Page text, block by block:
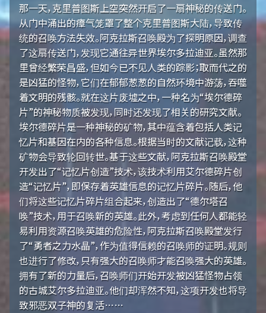
那一天，克里普图斯上空突然开启了一扇神秘的传送门。
从门中涌出的瘴气笼罩了整个克里普图斯大陆，导致传
统的召唤方法失效。阿克拉斯召唤殿为了探明原因，调查
了这扇传送门，发现它通往异世界埃尔多拉迪亚。虽然那
里曾经繁荣昌盛，但如今已不见人类的踪影；取而代之的
是凶猛的怪物，它们在郁郁葱葱的自然环境中游荡，吞噬
着文明的残骸。就在这片废墟之中，一种名为“埃尔德碎
片”的神秘物质被发现，同时还发现了相关的研究文献。
埃尔德碎片是一种神秘的矿物，其中蕴含着包括人类记
忆片和基因在内的各种信息。根据当时的文献记载，这种
矿物会导致轮回转世。基于这些文献，阿克拉斯召唤殿堂
开发出了“记忆片创造”技术，该技术利用艾尔德碎片创
造“记忆片”，即保存着英雄信息的记忆片碎片。随后，他
们将这些记忆片碎片组合起来，创造出了“德尔塔召
唤”技术，用于召唤新的英雄。此外，考虑到任何人都能轻
易利用资源召唤英雄的危险性，阿克拉斯召唤殿堂发行
了“勇者之力水晶”，作为值得信赖的召唤师的证明。规则
也进行了修改，只有强大的召唤师才能召唤强大的英雄。
拥有了新的力量后，召唤师们开始开发被凶猛怪物占领
的古城艾尔多拉迪亚。他们却浑然不知，这项开发也将导
致邪恶双子神的复活……